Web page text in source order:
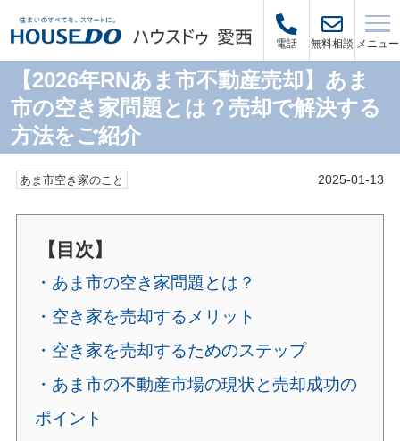
電話 無料相談 メニュー
【2026年RNあま市不動産売却】あま
市の空き家問題とは？売却で解決する
方法をご紹介
あま市空き家のこと 2025-01-13
【目次】
・あま市の空き家問題とは？
・空き家を売却するメリット
・空き家を売却するためのステップ
・あま市の不動産市場の現状と売却成功の
ポイント